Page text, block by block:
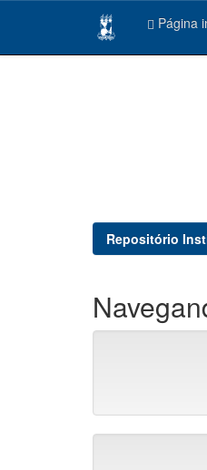
Página
Repositório